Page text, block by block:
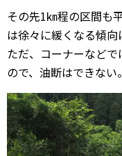
その先1㎞程の区間も
は徐々に緩くなる傾向
ただ、コーナーなど
ので、油断はできない。